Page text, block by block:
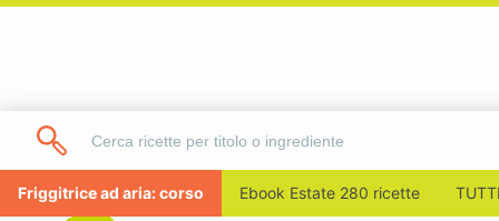
Friggitrice ad aria: corso Ebook Estate 280 ricette